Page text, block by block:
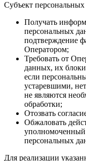
Субъект
Получать
персональных
подтверждение
Оператором;
Требовать от
данных, их
если
устаревшими,
не являются
обработки;
Отозвать
Обжаловать
уполномоченный
персональных
Для реализации